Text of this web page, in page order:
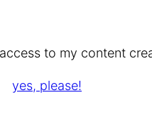
to my content
yes, please!